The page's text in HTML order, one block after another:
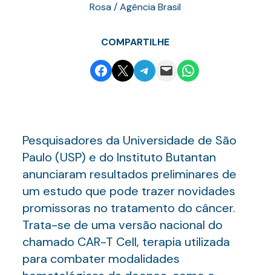
Rosa / Agência Brasil
COMPARTILHE
Share on Facebook
Email this PageShare on Telegram
Email this PageShare on WhatsApp
Pesquisadores da Universidade de São
Paulo (USP) e do Instituto Butantan
anunciaram resultados preliminares de
um estudo que pode trazer novidades
promissoras no tratamento do câncer.
Trata-se de uma versão nacional do
chamado CAR-T Cell, terapia utilizada
para combater modalidades